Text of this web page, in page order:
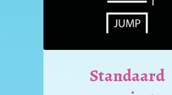
Standaard